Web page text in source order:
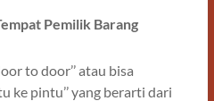
Pemilik Barang
to door’’ atau bisa
ke pintu’’ yang berarti dari